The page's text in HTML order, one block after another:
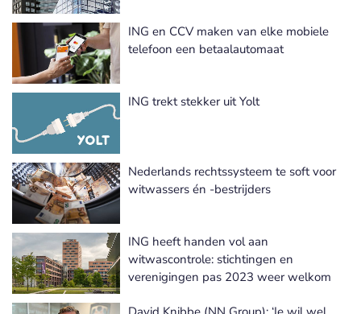
ING en CCV maken van elke mobiele
telefoon een betaalautomaat
ING trekt stekker uit Yolt
Nederlands rechtssysteem te soft voor
witwassers én -bestrijders
ING heeft handen vol aan
witwascontrole: stichtingen en
verenigingen pas 2023 weer welkom